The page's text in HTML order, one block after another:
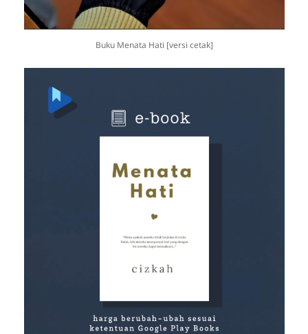
Buku Menata Hati [versi cetak]